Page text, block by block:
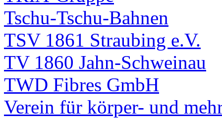
Tschu-Tschu-Bahnen
TSV 1861 Straubing e.V.
TV 1860 Jahn-Schweinau
TWD Fibres GmbH
Verein für körper- und